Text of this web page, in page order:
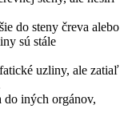
do steny čreva alebo
sú stále
uzliny, ale zatiaľ
do iných orgánov,